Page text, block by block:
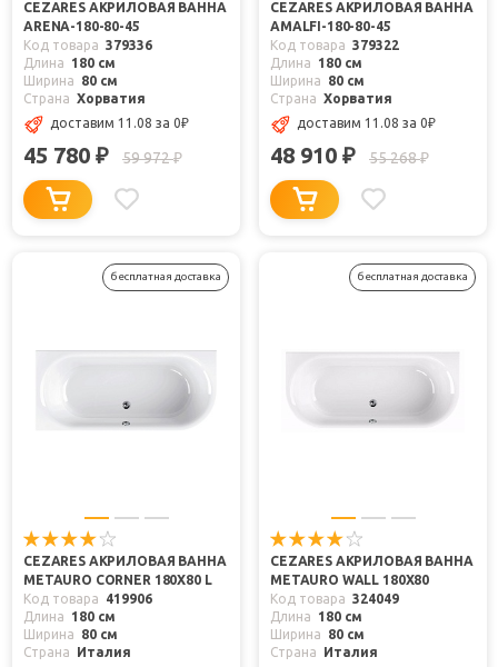
CEZARES АКРИЛОВАЯ ВАННА
ARENA-180-80-45
Код товара 379336
Длина
180 см
Ширина
80 см
Страна Хорватия
доставим 11.08 за 0₽
45 780 ₽ 59 972₽
CEZARES АКРИЛОВАЯ ВАННА
AMALFI-180-80-45
Код товара 379322
Длина
180 см
Ширина
80 см
Страна Хорватия
доставим 11.08 за 0₽
48 910 ₽ 55 268₽
бесплатная доставка
CEZARES АКРИЛОВАЯ ВАННА
METAURO CORNER 180X80 L
Код товара
419906
Длина
180 см
Ширина
80 см
Страна
Италия
бесплатная доставка
CEZARES АКРИЛОВАЯ ВАННА
METAURO WALL 180X80
Код товара 324049
Длина
180 см
Ширина
80 см
Страна
Италия